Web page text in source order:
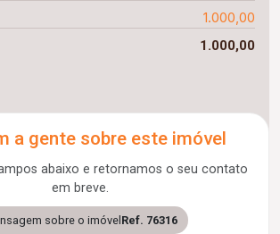
1.000,00
1.000,00
a gente sobre este imóvel
abaixo e retornamos o seu contato
em breve.
sobre o imóvel Ref. 76316